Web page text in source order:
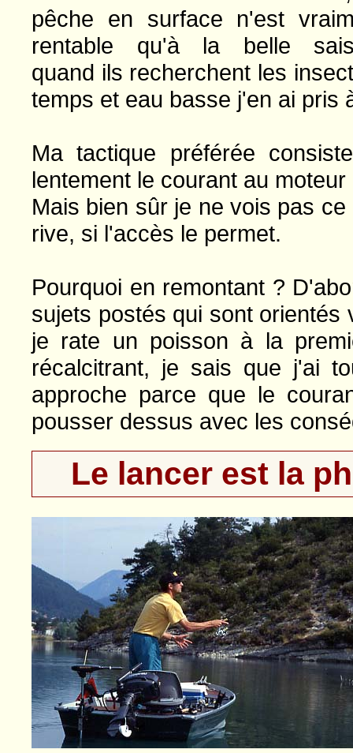
pêche en surface n'est
rentable qu'à la belle
quand ils recherchent les
temps et eau basse j'en ai pris
Ma tactique préférée
lentement le courant au
Mais bien sûr je ne vois pas
rive, si l'accès le permet.
Pourquoi en remontant ?
sujets postés qui sont
je rate un poisson à la
récalcitrant, je sais que j'ai
approche parce que le
pousser dessus avec les
Le lancer est la